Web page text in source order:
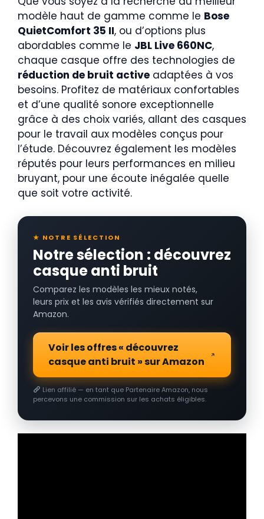
modèle haut de gamme comme le Bose
QuietComfort 35 II, ou d’options plus
abordables comme le JBL Live 660NC,
chaque casque offre des technologies de
réduction de bruit active adaptées à vos
besoins. Profitez de matériaux confortables
et d’une qualité sonore exceptionnelle
grâce à des choix variés, allant des casques
pour le travail aux modèles conçus pour
l’étude. Découvrez également les modèles
réputés pour leurs performances en milieu
bruyant, pour une écoute inégalée quelle
que soit votre activité.
★ NOTRE SÉLECTION
Notre sélection : découvrez
casque anti bruit
Comparez les modèles les mieux notés,
leurs prix et les avis vérifiés directement sur
Amazon.
Voir les offres « découvrez
casque anti bruit » sur Amazon
Lien affilié — en tant que Partenaire Amazon, nous
percevons une commission sur les achats éligibles.